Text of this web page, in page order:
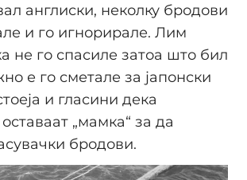
англиски, неколку бродови
и го игнорирале. Лим
не го спасиле затоа што бил
е го сметале за јапонски
и гласини дека
„мамка“ за да
бродови.